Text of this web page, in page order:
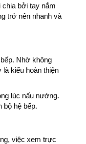
chia bởi tay nắm
trở nên nhanh và
Nhờ không
kiểu hoàn thiện
lúc nấu nướng.
bộ hệ bếp.
việc xem trực